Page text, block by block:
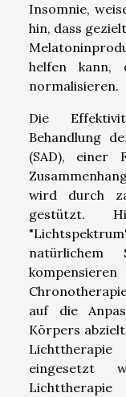
Insomnie,
hin, dass
helfen kann,
normalisieren.
Die
Behandlung
(SAD), einer
wird durch
gestützt.
auf die
Körpers
Lichttherapie
eingesetzt